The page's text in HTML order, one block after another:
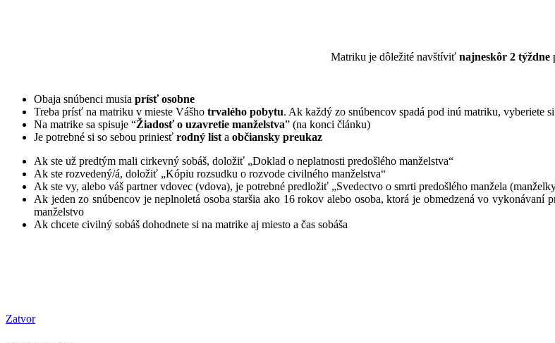
Matriku je dôležité navštíviť najneskôr 2 týždne
Obaja snúbenci musia prísť osobne
Treba prísť na matriku v mieste Vášho trvalého pobytu. Ak každý zo snúbencov spadá pod inú matriku, vyberiete
Na matrike sa spisuje “Žiadosť o uzavretie manželstva” (na konci článku)
Je potrebné si so sebou priniesť rodný list a občiansky preukaz
Ak ste už predtým mali cirkevný sobáš, doložiť „Doklad o neplatnosti predošlého manželstva“
Ak ste rozvedený/á, doložiť „Kópiu rozsudku o rozvode civilného manželstva“
Ak ste vy, alebo váš partner vdovec (vdova), je potrebné predložiť „Svedectvo o smrti predošlého manžela
Ak jeden zo snúbencov je neplnoletá osoba staršia ako 16 rokov alebo osoba, ktorá je obmedzená vo
manželstvo
Ak chcete civilný sobáš dohodnete si na matrike aj miesto a čas sobáša
Zatvor